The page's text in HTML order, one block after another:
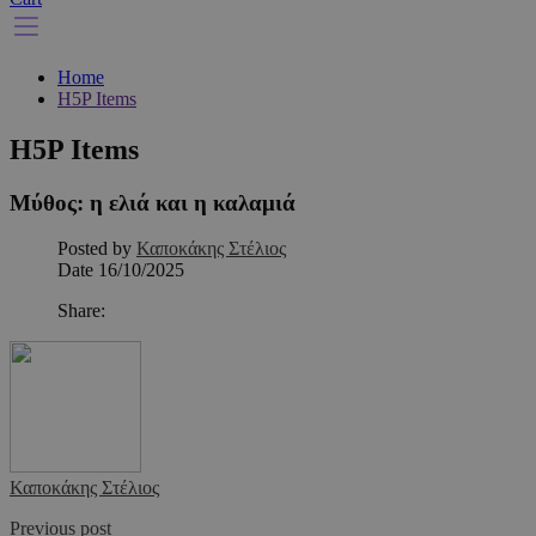
Home
H5P Items
H5P Items
Μύθος: η ελιά και η καλαμιά
Posted by Καποκάκης Στέλιος
Date 16/10/2025
Share:
Καποκάκης Στέλιος
Previous post